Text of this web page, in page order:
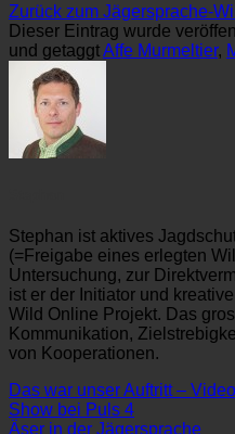
Zurück zum Jägersprache-
Dieser Eintrag wurde
und getaggtAffe Murmeltier,
Stephan ist aktives
(=Freigabe eines erlegten
Untersuchung, zur
ist er der Initiator und
Wild Online Projekt. Das
Kommunikation,
von Kooperationen.
Das war unser Auftritt –
Show bei Puls 4
Äser in der Jägersprache